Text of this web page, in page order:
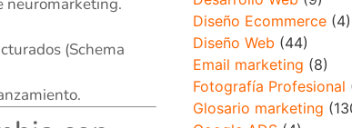
(Schema
Diseño Ecommerce(4)
Diseño Web (44)
Email marketing (8)
Fotografía Profesional
Glosario marketing